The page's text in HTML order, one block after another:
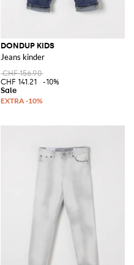
DONDUP KIDS
Jeans kinder
CHF 156.90
CHF 141.21
-10%